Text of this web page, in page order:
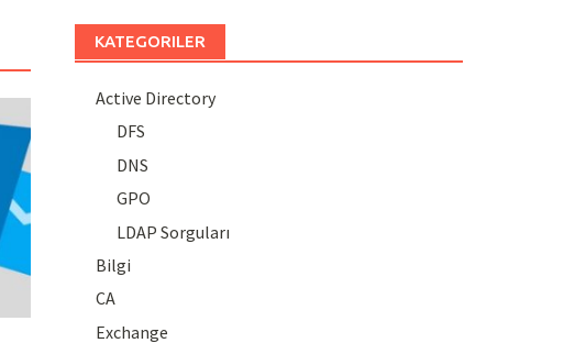
KATEGORILER
Active Directory
DFS
DNS
GPO
LDAP Sorguları
Bilgi
CA
Exchange